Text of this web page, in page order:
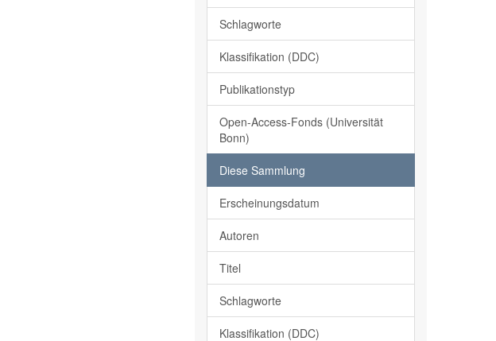
Schlagworte
Klassifikation (DDC)
Publikationstyp
Open-Access-Fonds (Universität
Bonn)
Diese Sammlung
Erscheinungsdatum
Autoren
Titel
Schlagworte
Klassifikation (DDC)